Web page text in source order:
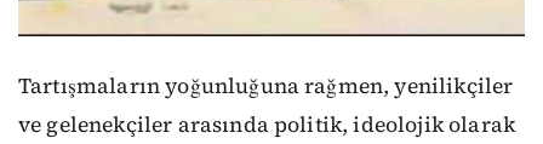
Tartışmaların yoğunluğuna rağmen, yenilikçiler
ve gelenekçiler arasında politik, ideolojik olarak